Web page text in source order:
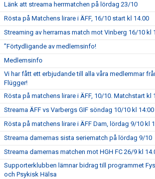
Länk att streama herrmatchen på lördag 23/10
Rösta på Matchens lirare i ÄFF, 16/10 start kl 14.00
Streaming av herrarnas match mot Vinberg 16/10 kl
”Förtydligande av medlemsinfo!
Medlemsinfo
Vi har fått ett erbjudande till alla våra medlemmar
Flügger!
Rösta på matchens lirare i ÄFF, 10/10. Matchstart kl
Streama ÄFF vs Varbergs GIF söndag 10/10 kl 14:00
Rösta på matchens lirare i ÄFF Dam, lördag 9/10 kl
Streama damernas sista seriematch på lördag 9/10
Streama damernas matchen mot HGH FC 26/9 kl
Supporterklubben lämnar bidrag till programmet
och Psykisk Hälsa